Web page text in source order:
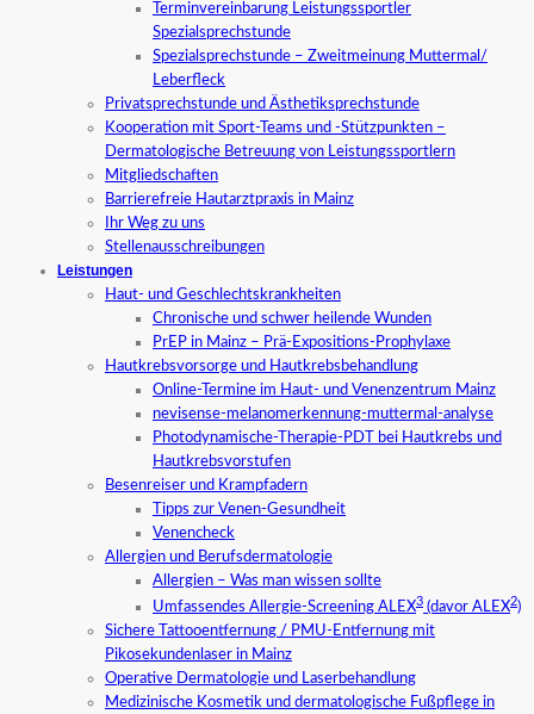
Terminvereinbarung Leistungssportler
Spezialsprechstunde
Spezialsprechstunde – Zweitmeinung Muttermal/
Leberfleck
Privatsprechstunde und Ästhetiksprechstunde
Kooperation mit Sport-Teams und -Stützpunkten –
Dermatologische Betreuung von Leistungssportlern
Mitgliedschaften
Barrierefreie Hautarztpraxis in Mainz
Ihr Weg zu uns
Stellenausschreibungen
Leistungen
Haut- und Geschlechtskrankheiten
Chronische und schwer heilende Wunden
PrEP in Mainz – Prä-Expositions-Prophylaxe
Hautkrebsvorsorge und Hautkrebsbehandlung
Online-Termine im Haut- und Venenzentrum Mainz
nevisense-melanomerkennung-muttermal-analyse
Photodynamische-Therapie-PDT bei Hautkrebs und
Hautkrebsvorstufen
Besenreiser und Krampfadern
Tipps zur Venen-Gesundheit
Venencheck
Allergien und Berufsdermatologie
Allergien – Was man wissen sollte
Umfassendes Allergie-Screening ALEX3 (davor ALEX2)
Sichere Tattooentfernung / PMU-Entfernung mit
Pikosekundenlaser in Mainz
Operative Dermatologie und Laserbehandlung
Medizinische Kosmetik und dermatologische Fußpflege in